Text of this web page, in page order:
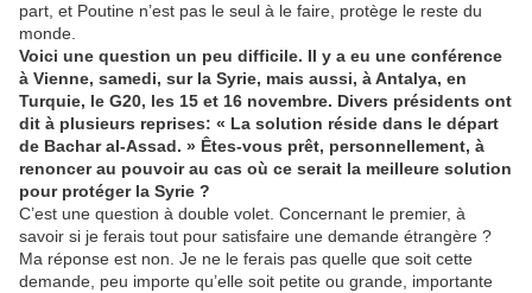
part, et Poutine n’est pas le seul à le faire, protège le reste du
monde.
Voici une question un peu difficile. Il y a eu une conférence
à Vienne, samedi, sur la Syrie, mais aussi, à Antalya, en
Turquie, le G20, les 15 et 16 novembre. Divers présidents ont
dit à plusieurs reprises: « La solution réside dans le départ
de Bachar al-Assad. » Êtes-vous prêt, personnellement, à
renoncer au pouvoir au cas où ce serait la meilleure solution
pour protéger la Syrie ?
C’est une question à double volet. Concernant le premier, à
savoir si je ferais tout pour satisfaire une demande étrangère ?
Ma réponse est non. Je ne le ferais pas quelle que soit cette
demande, peu importe qu’elle soit petite ou grande, importante